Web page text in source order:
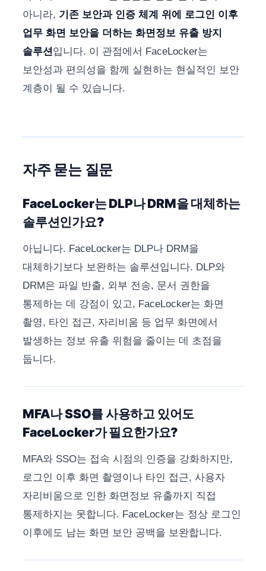
아니라, 기존 보안과 인증 체계 위에 로그인 이후
업무 화면 보안을 더하는 화면정보 유출 방지
솔루션입니다. 이 관점에서 FaceLocker는
보안성과 편의성을 함께 실현하는 현실적인 보안
계층이 될 수 있습니다.
자주 묻는 질문
FaceLocker는 DLP나 DRM을 대체하는
솔루션인가요?
아닙니다. FaceLocker는 DLP나 DRM을
대체하기보다 보완하는 솔루션입니다. DLP와
DRM은 파일 반출, 외부 전송, 문서 권한을
통제하는 데 강점이 있고, FaceLocker는 화면
촬영, 타인 접근, 자리비움 등 업무 화면에서
발생하는 정보 유출 위험을 줄이는 데 초점을
둡니다.
MFA나 SSO를 사용하고 있어도
FaceLocker가 필요한가요?
MFA와 SSO는 접속 시점의 인증을 강화하지만,
로그인 이후 화면 촬영이나 타인 접근, 사용자
자리비움으로 인한 화면정보 유출까지 직접
통제하지는 못합니다. FaceLocker는 정상 로그인
이후에도 남는 화면 보안 공백을 보완합니다.